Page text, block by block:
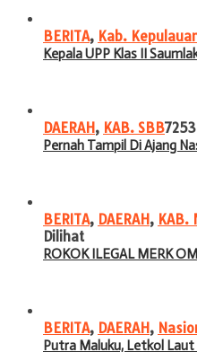
BERITA, Kab.
Kepala UPP Klas II
DAERAH, KAB. SBB
Pernah Tampil Di Ajang
BERITA, DAERAH, KAB.
Dilihat
ROKOK ILEGAL MERK
BERITA, DAERAH,
Putra Maluku, Letkol